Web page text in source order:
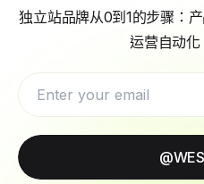
独立站品牌从0到1的步骤：
运营自动